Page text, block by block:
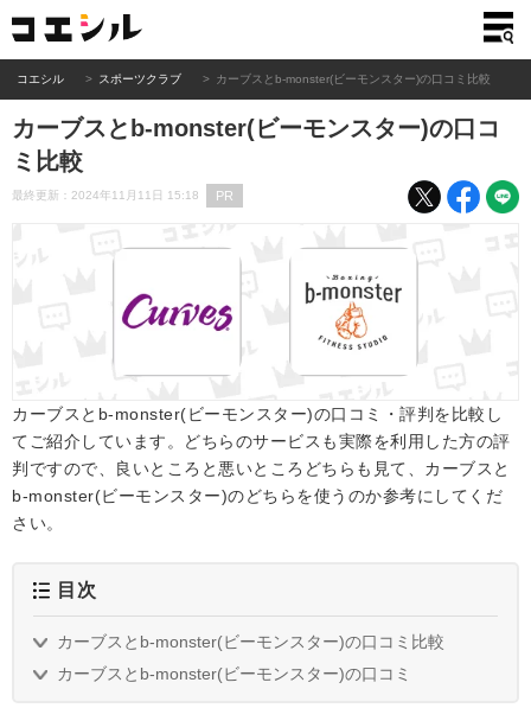
コエシル スポーツクラブ カーブスとb-monster(ビーモンスター)の口コミ比較
カーブスとb-monster(ビーモンスター)の口コ
ミ比較
最終更新：2024年11月11日 15:18 PR
カーブスとb-monster(ビーモンスター)の口コミ・評判を比較し
てご紹介しています。どちらのサービスも実際を利用した方の評
判ですので、良いところと悪いところどちらも見て、カーブスと
b-monster(ビーモンスター)のどちらを使うのか参考にしてくだ
さい。
目次
カーブスとb-monster(ビーモンスター)の口コミ比較
カーブスとb-monster(ビーモンスター)の口コミ